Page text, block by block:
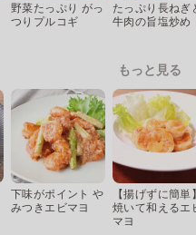
野菜たっぷり がっ
つりプルコギ
たっぷり長ねぎ
牛肉の旨塩炒め
もっと見る
下味がポイント や
みつきエビマヨ
【揚げずに簡単
焼いて和えるエ
マヨ